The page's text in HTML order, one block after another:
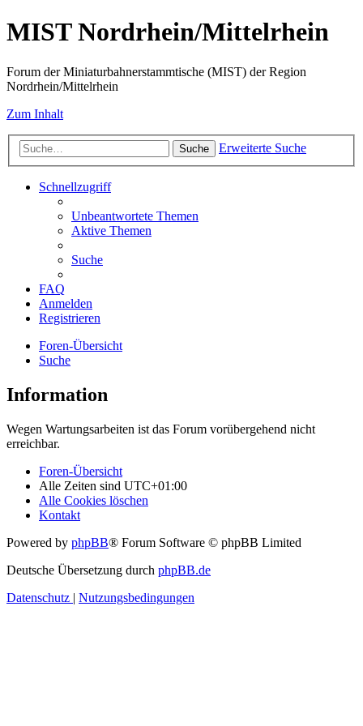
MIST Nordrhein/Mittelrhein
Forum der Miniaturbahnerstammtische (MIST) der Region
Nordrhein/Mittelrhein
Zum Inhalt
Suche Erweiterte Suche
Schnellzugriff
Unbeantwortete Themen
Aktive Themen
Suche
FAQ
Anmelden
Registrieren
Foren-Übersicht
Suche
Information
Wegen Wartungsarbeiten ist das Forum vorübergehend nicht
erreichbar.
Foren-Übersicht
Alle Zeiten sind UTC+01:00
Alle Cookies löschen
Kontakt
Powered by phpBB® Forum Software © phpBB Limited
Deutsche Übersetzung durch phpBB.de
Datenschutz | Nutzungsbedingungen